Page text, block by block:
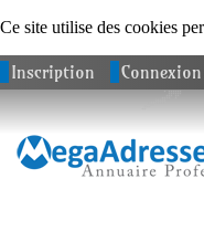
Ce site utilise des cookies
Inscription Connexion